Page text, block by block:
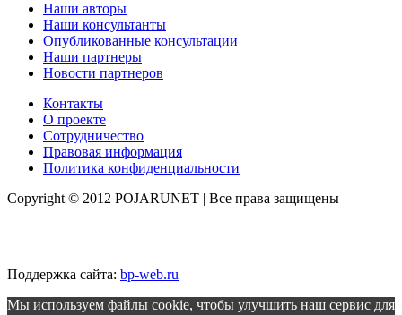
Наши авторы
Наши консультанты
Опубликованные консультации
Наши партнеры
Новости партнеров
Контакты
О проекте
Сотрудничество
Правовая информация
Политика конфиденциальности
Copyright © 2012 POJARUNET | Все права защищены
Поддержка сайта: bp-web.ru
Мы используем файлы cookie, чтобы улучшить наш сервис для